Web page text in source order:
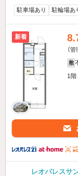
駐車場あり
駐輪場あ
新着
（
敷
1階
レオパレスサ